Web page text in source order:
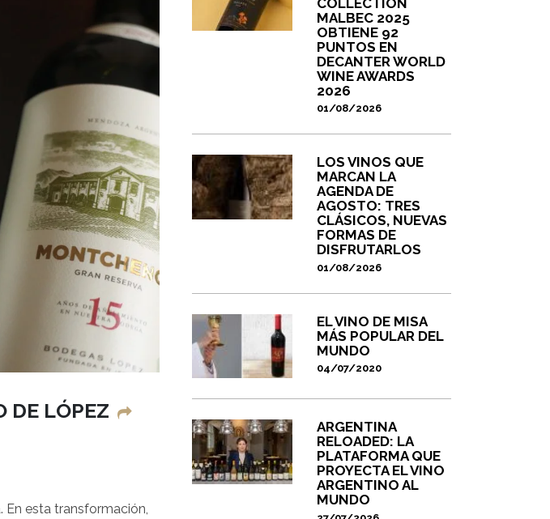
DE LÓPEZ
En esta transformación,
MALBEC 2025
OBTIENE 92
PUNTOS EN
DECANTER WORLD
WINE AWARDS
2026
01/08/2026
LOS VINOS QUE
MARCAN LA
AGENDA DE
AGOSTO: TRES
CLÁSICOS, NUEVAS
FORMAS DE
DISFRUTARLOS
01/08/2026
EL VINO DE MISA
MÁS POPULAR DEL
MUNDO
04/07/2020
ARGENTINA
RELOADED: LA
PLATAFORMA QUE
PROYECTA EL VINO
ARGENTINO AL
MUNDO